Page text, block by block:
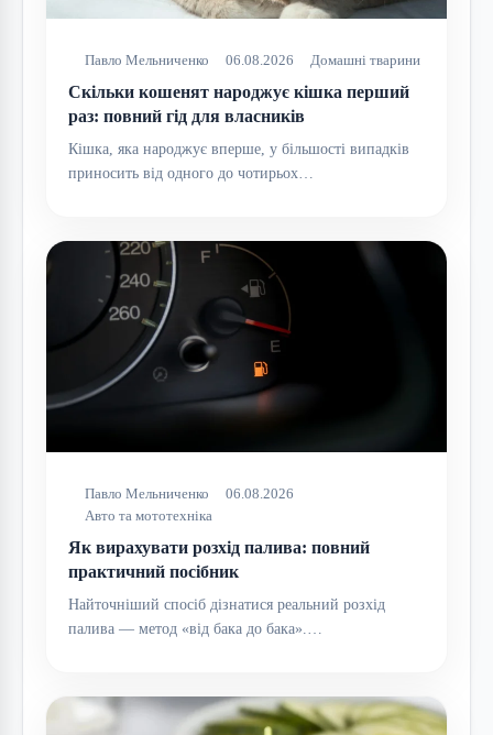
Павло Мельниченко 06.08.2026 Домашні тварини
Скільки кошенят народжує кішка перший
раз: повний гід для власників
Кішка, яка народжує вперше, у більшості випадків
приносить від одного до чотирьох…
Павло Мельниченко
06.08.2026
Авто та мототехніка
Як вирахувати розхід палива: повний
практичний посібник
Найточніший спосіб дізнатися реальний розхід
палива — метод «від бака до бака».…